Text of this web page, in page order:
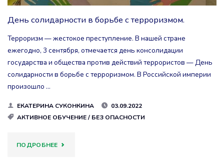
День солидарности в борьбе с терроризмом.
Терроризм — жестокое преступление. В нашей стране
ежегодно, 3 сентября, отмечается день консолидации
государства и общества против действий террористов — День
солидарности в борьбе с терроризмом. В Российской империи
произошло …
ЕКАТЕРИНА СУКОНКИНА
03.09.2022
АКТИВНОЕ ОБУЧЕНИЕ/ БЕЗ ОПАСНОСТИ
ПОДРОБНЕЕ"ДЕНЬ